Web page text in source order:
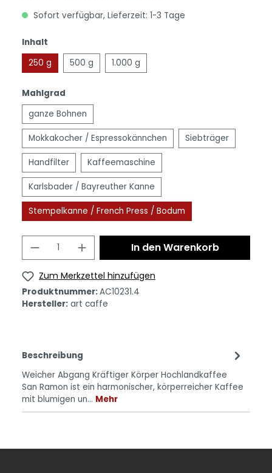
Sofort verfügbar, Lieferzeit: 1-3 Tage
Inhalt
250 g
500 g 1.000 g
Mahlgrad
ganze Bohnen
Mokkakocher / Espressokännchen Siebträger
Handfilter Kaffeemaschine
Karlsbader / Bayreuther Kanne
Stempelkanne / French Press / Bodum
In den Warenkorb
Zum Merkzettel hinzufügen
Produktnummer:AC10231.4
Hersteller: art caffe
Beschreibung
Weicher Abgang Kräftiger Körper Hochlandkaffee
San Ramon ist ein harmonischer, körperreicher Kaffee
mit blumigen un… Mehr